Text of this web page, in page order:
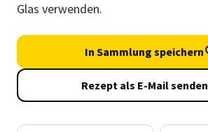
Glas verwenden.
In Sammlung speichern
Rezept als E-Mail senden